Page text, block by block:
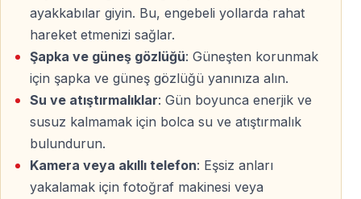
Otelden Alış – Bırakma
Alanya ve çevresindeki tüm otellerden transfer fiyata
dahildir.
Kestel, Mahmutlar, Oba, Alanya Merkez, Konaklı,
Payallar, Türkler, Avsallar, İncekum ve Okurcalar’dan
katılım mümkündür.
Profesyonel Sürücüler
ayakkabılar giyin. Bu, engebeli yollarda rahat
hareket etmenizi sağlar.
Şapka ve güneş gözlüğü: Güneşten korunmak
için şapka ve güneş gözlüğü yanınıza alın.
Su ve atıştırmalıklar: Gün boyunca enerjik ve
susuz kalmamak için bolca su ve atıştırmalık
bulundurun.
Kamera veya akıllı telefon: Eşsiz anları
yakalamak için fotoğraf makinesi veya